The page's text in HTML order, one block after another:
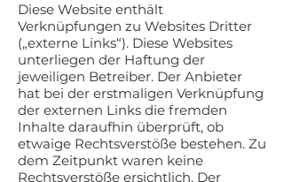
Diese Website enthält
Verknüpfungen zu Websites Dritter
(„externe Links“). Diese Websites
unterliegen der Haftung der
jeweiligen Betreiber. Der Anbieter
hat bei der erstmaligen Verknüpfung
der externen Links die fremden
Inhalte daraufhin überprüft, ob
etwaige Rechtsverstöße bestehen. Zu
dem Zeitpunkt waren keine
Rechtsverstöße ersichtlich. Der